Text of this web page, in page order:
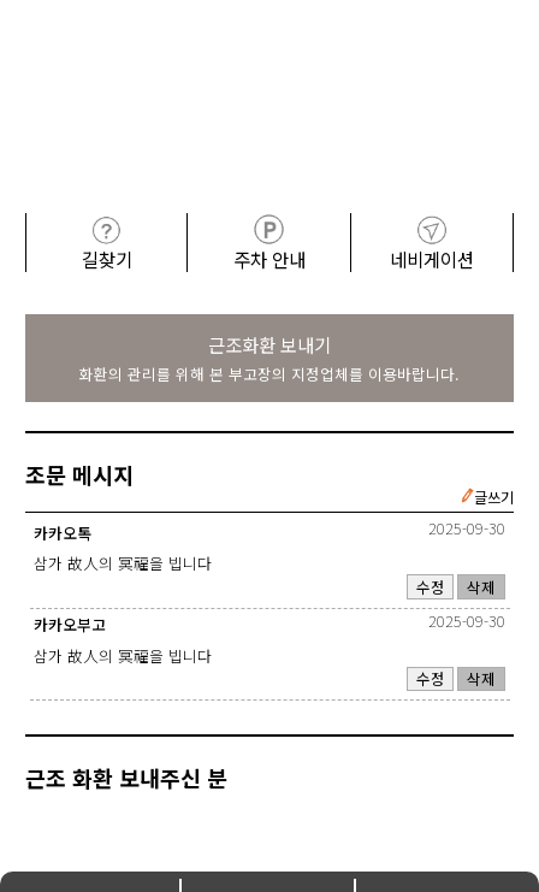
길찾기 주차 안내 네비게이션
근조화환 보내기
화환의 관리를 위해 본 부고장의 지정업체를 이용바랍니다.
조문 메시지
글쓰기
카카오톡
2025-09-30
삼가 故人의 冥福을 빕니다
수정
삭제
카카오부고
2025-09-30
삼가 故人의 冥福을 빕니다
수정
삭제
근조 화환 보내주신 분